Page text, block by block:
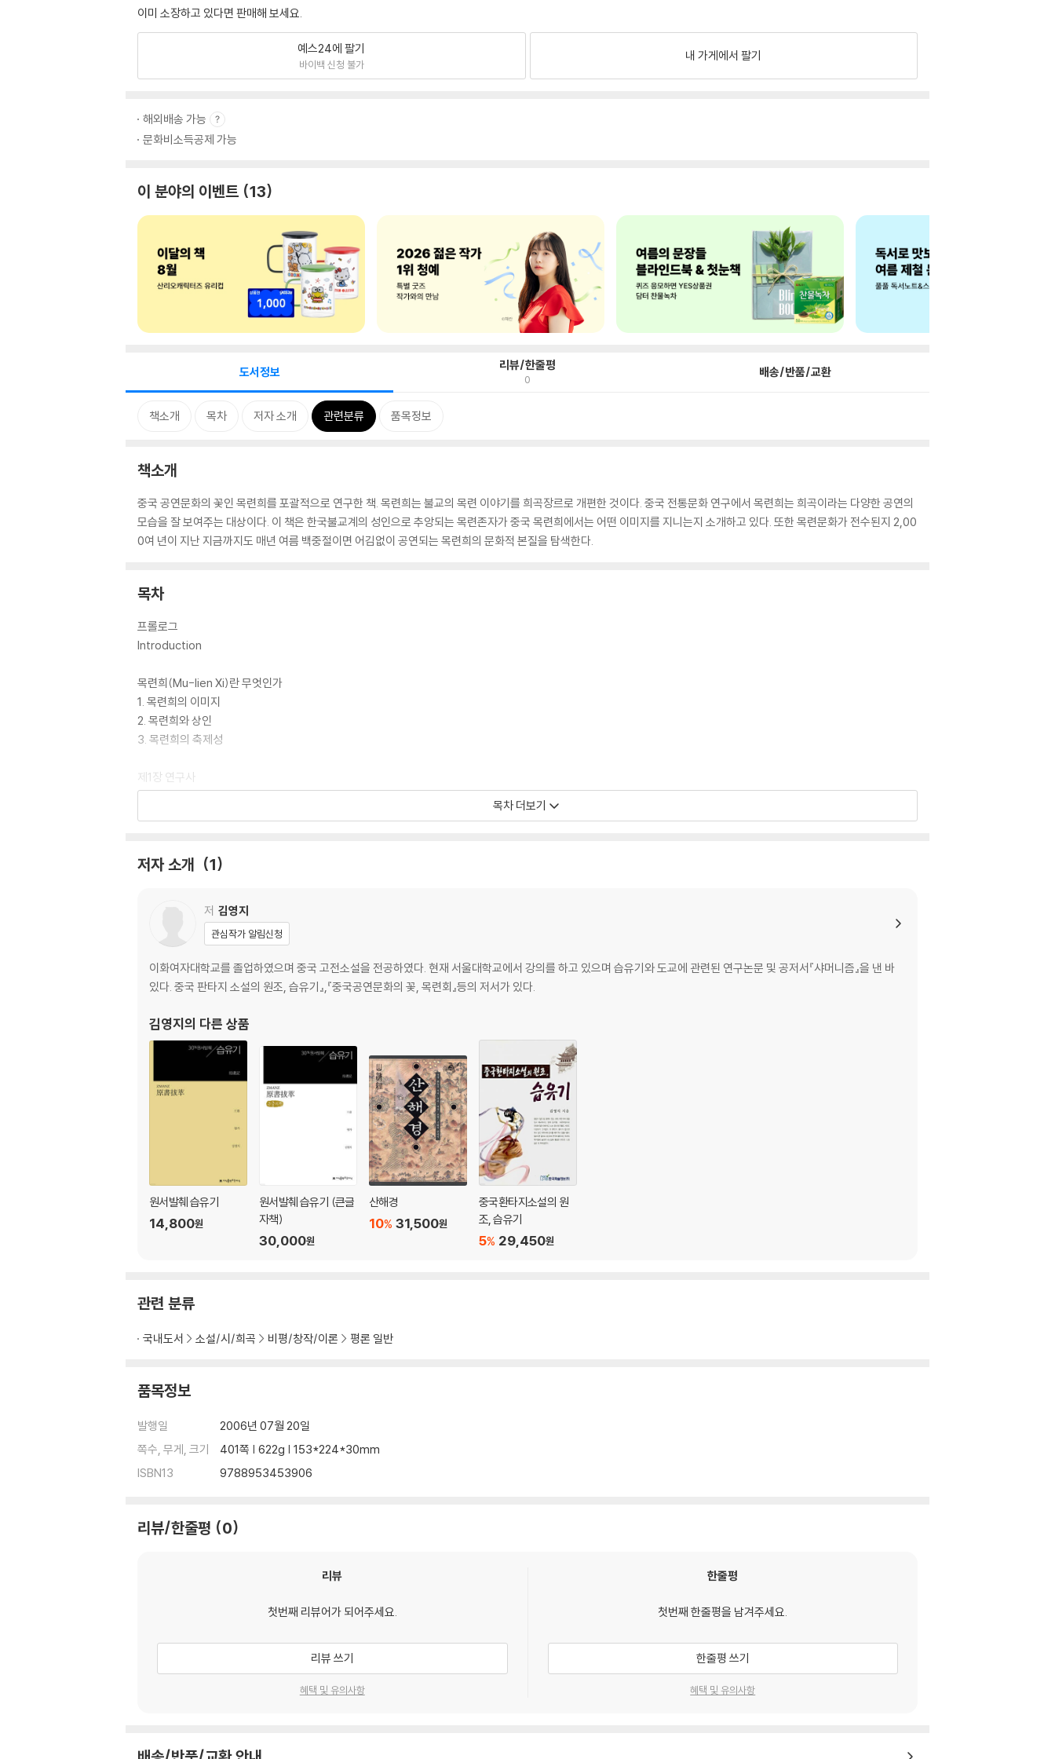
이미 소장하고 있다면 판매해 보세요.
예스24에 팔기
바이백 신청 불가
내 가게에서 팔기
해외배송 가능
문화비소득공제 가능
이 분야의 이벤트 13
도서정보 리뷰/한줄평
0 배송/반품/교환
책소개 목차 저자 소개 관련분류 품목정보
책소개
중국 공연문화의 꽃인 목련희를 포괄적으로 연구한 책. 목련희는 불교의 목련 이야기를 희곡장르로 개편한 것이다. 중국 전통문화 연구에서 목련희는 희곡이라는 다양한 공연의
모습을 잘 보여주는 대상이다. 이 책은 한국불교계의 성인으로 추앙되는 목련존자가 중국 목련희에서는 어떤 이미지를 지니는지 소개하고 있다. 또한 목련문화가 전수된지 2,00
0여 년이 지난 지금까지도 매년 여름 백중절이면 어김없이 공연되는 목련희의 문화적 본질을 탐색한다.
목차
프롤로그
Introduction
목련희(Mu-lien Xi)란 무엇인가
1. 목련희의 이미지
2. 목련희와 상인
3. 목련희의 축제성
제1장 연구사
제1절 원형단계 - 불경
제2절 변화 1 - 변문
제3절 변화 2 - 희문, 보권
1. 희문 속의 목련이야기
3. 설창 속의 목련이야기
제3장 목련의의 구성요소
제1절 공간
제3절 장치
1. 논쟁
5. 민가
7. 삽화
제4장 목련희의 공연과 기록
1. 공연실황
2. 공연목적
1. 기록 자료의 간행
2.상인자본과 목련희
목차 더보기
저자 소개 1
저 김영지
관심작가 알림신청
이화여자대학교를 졸업하였으며 중국 고전소설을 전공하였다. 현재 서울대학교에서 강의를 하고 있으며 습유기와 도교에 관련된 연구논문 및 공저서『샤머니즘』을 낸 바
있다. 중국 판타지 소설의 원조, 습유기』,『중국공연문화의 꽃, 목련회』등의 저서가 있다.
김영지 의 다른 상품
원서발췌 습유기
14,800원
원서발췌 습유기 (큰글
자책)
30,000원
산해경
31,500원
10%
중국환타지소설의 원
조, 습유기
29,450원
5%
관련 분류
국내도서 소설/시/희곡 비평/창작/이론 평론 일반
품목정보
발행일
2006년 07월 20일
쪽수, 무게, 크기
401쪽 | 622g | 153*224*30mm
ISBN13
9788953453906
리뷰/한줄평 0
리뷰
첫번째 리뷰어가 되어주세요.
리뷰 쓰기
혜택 및 유의사항
한줄평
첫번째 한줄평을 남겨주세요.
한줄평 쓰기
혜택 및 유의사항